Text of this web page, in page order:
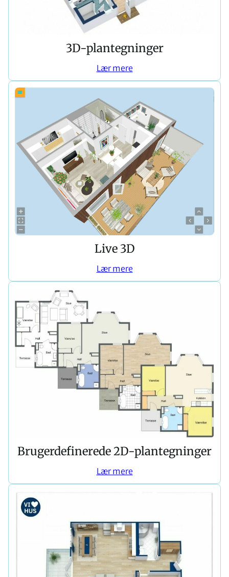
3D-plantegninger
Lær mere
Live 3D
Lær mere
Brugerdefinerede 2D-plantegninger
Lær mere